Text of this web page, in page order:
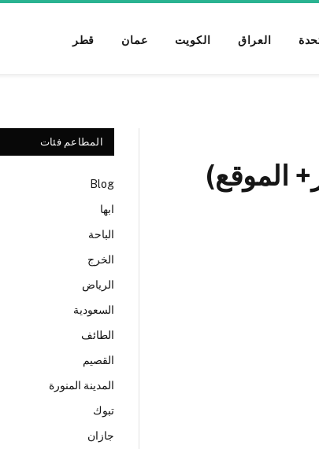
العراق الكويت عمان قطر
الموقع)
المطاعم فئات
Blog
ابها
الباحة
الخرج
الرياض
السعودية
الطائف
القصيم
المدينة المنورة
تبوك
جازان
We pay contributors for authorship. Content may not